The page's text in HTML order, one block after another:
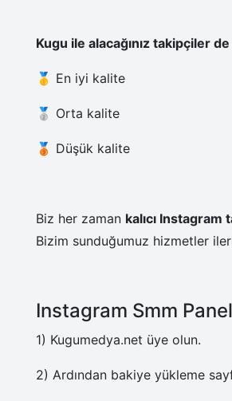
Kugu ile alacağınız takipçiler
🥇 En iyi kalite
🥈 Orta kalite
🥉 Düşük kalite
Biz her zaman kalıcı Instagram
Bizim sunduğumuz hizmetler
Instagram Smm
1) Kugumedya.net üye olun.
2) Ardından bakiye yükleme